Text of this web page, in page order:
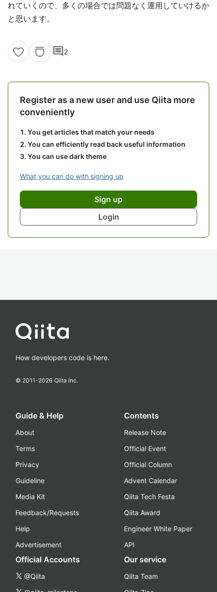
れていくので、多くの場合では問題なく運用していけるか
と思います。
comment2
Register as a new user and use Qiita more
conveniently
You get articles that match your needs
You can efficiently read back useful information
You can use dark theme
What you can do with signing up
Sign up
Login
How developers code is here.
© 2011-2026 Qiita Inc.
Guide & Help
About
Terms
Privacy
Guideline
Media Kit
Feedback/Requests
Help
Advertisement
Contents
Release Note
Official Event
Official Column
Advent Calendar
Qiita Tech Festa
Qiita Award
Engineer White Paper
API
Official Accounts
@Qiita
Our service
Qiita Team